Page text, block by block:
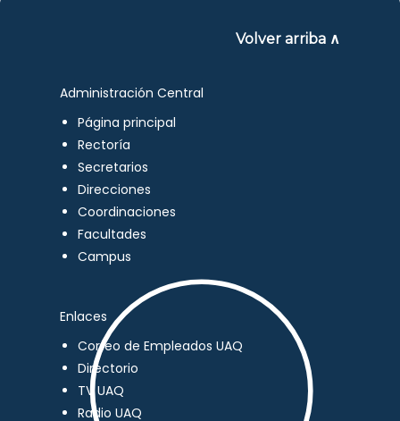
Volver arriba ∧
Administración Central
Página principal
Rectoría
Secretarios
Direcciones
Coordinaciones
Facultades
Campus
Enlaces
Correo de Empleados UAQ
Directorio
TV UAQ
Radio UAQ